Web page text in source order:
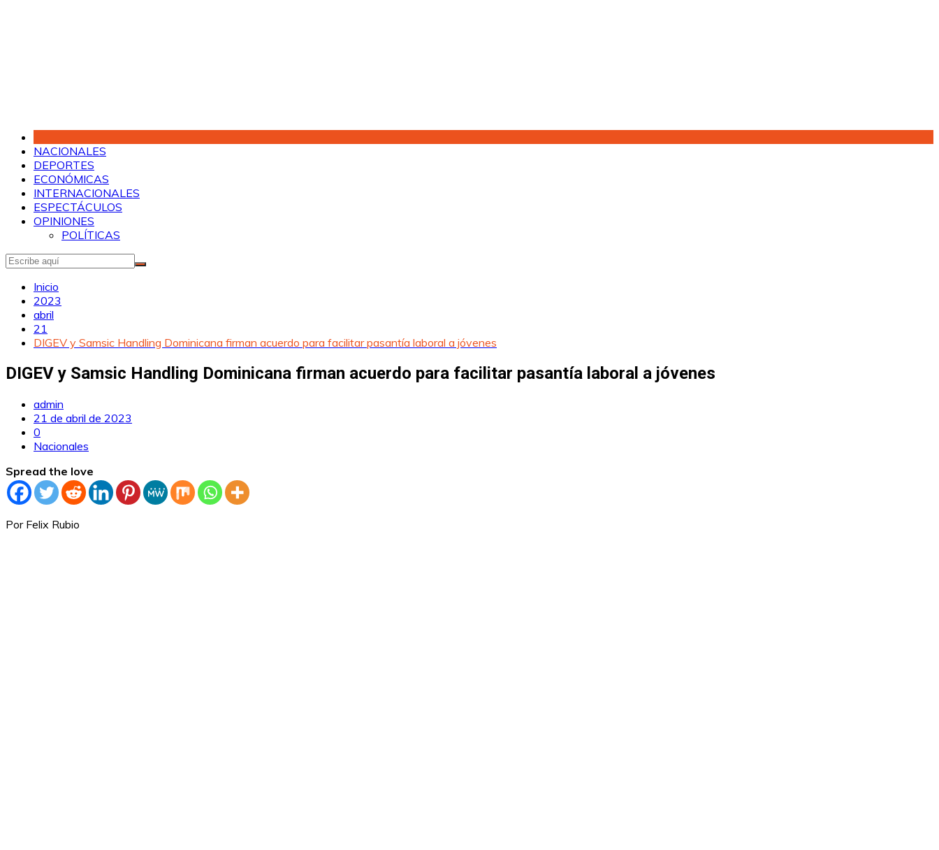
NACIONALES
DEPORTES
ECONÓMICAS
INTERNACIONALES
ESPECTÁCULOS
OPINIONES
POLÍTICAS
Inicio
2023
abril
21
DIGEV y Samsic Handling Dominicana firman acuerdo para facilitar pasantía laboral a jóvenes
DIGEV y Samsic Handling Dominicana firman acuerdo para facilitar pasantía laboral a jóvenes
admin
21 de abril de 2023
0
Nacionales
Spread the love
Por Felix Rubio